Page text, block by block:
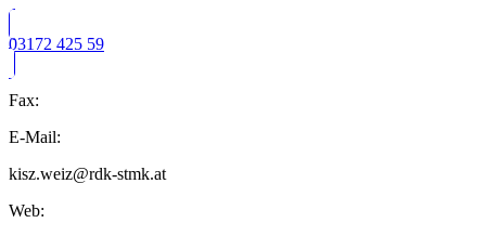
03172 425 59
Fax:
E-Mail:
kisz.weiz@rdk-stmk.at
Web: